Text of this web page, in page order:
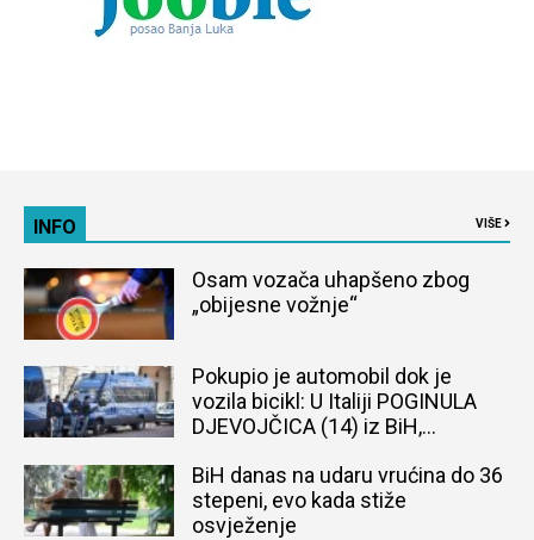
INFO VIŠE
Osam vozača uhapšeno zbog
„obijesne vožnje“
Pokupio je automobil dok je
vozila bicikl: U Italiji POGINULA
DJEVOJČICA (14) iz BiH,
BiH danas na udaru vrućina do 36
stepeni, evo kada stiže
osvježenje